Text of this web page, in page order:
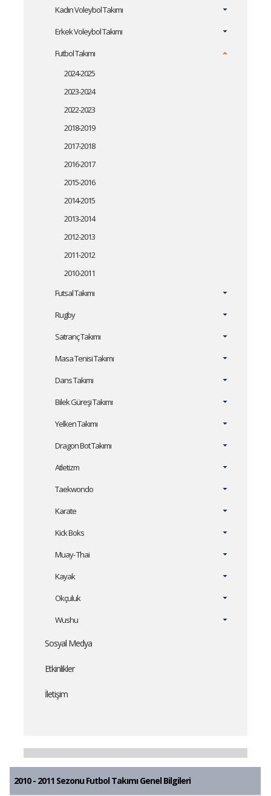
Kadın Voleybol Takımı
Erkek Voleybol Takımı
Futbol Takımı
2024-2025
2023-2024
2022-2023
2018-2019
2017-2018
2016-2017
2015-2016
2014-2015
2013-2014
2012-2013
2011-2012
2010-2011
Futsal Takımı
Rugby
Satranç Takımı
Masa Tenisi Takımı
Dans Takımı
Bilek Güreşi Takımı
Yelken Takımı
Dragon Bot Takımı
Atletizm
Taekwondo
Karate
Kick Boks
Muay- Thai
Kayak
Okçuluk
Wushu
Sosyal Medya
Etkinlikler
İletişim
2010 - 2011 Sezonu Futbol Takımı Genel Bilgileri